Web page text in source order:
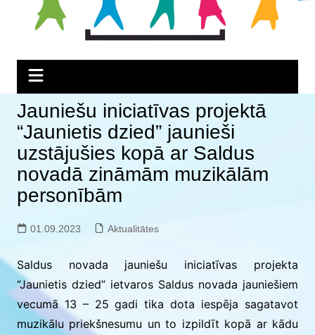
Jauniešu iniciatīvas projektā
“Jaunietis dzied” jaunieši
uzstājušies kopā ar Saldus
novadā zināmām muzikālām
personībām
01.09.2023 Aktualitātes
Saldus novada jauniešu iniciatīvas projekta
“Jaunietis dzied” ietvaros Saldus novada jauniešiem
vecumā 13 – 25 gadi tika dota iespēja sagatavot
muzikālu priekšnesumu un to izpildīt kopā ar kādu